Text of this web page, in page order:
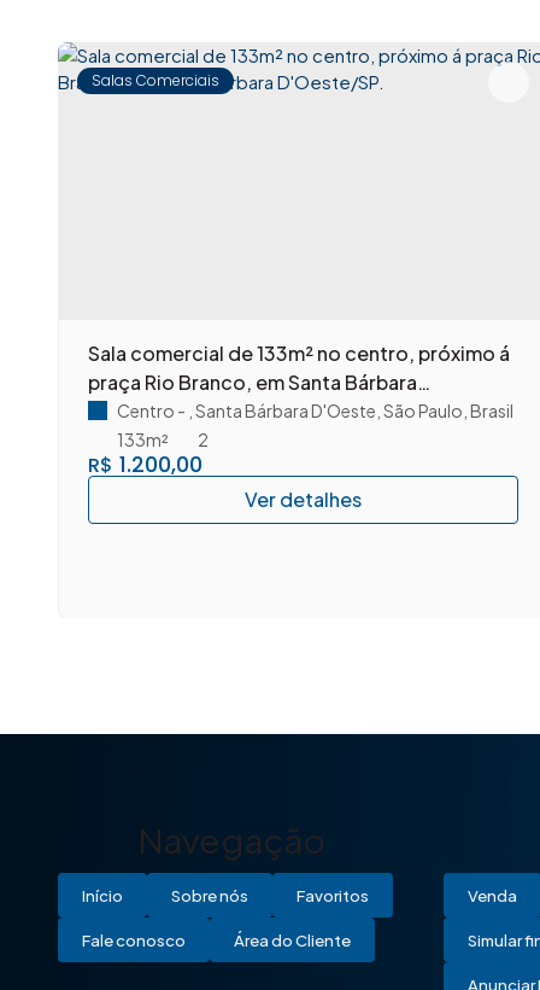
Salas Comerciais
Sala comercial de 133m² no centro, próximo á
praça Rio Branco, em Santa Bárbara
D'Oeste/SP.
R$ 1.200,00
Centro ,Santa Bárbara D'Oeste ,São Paulo ,Brasil
2
133m²
Navegação
Início Sobre nós Favoritos
Fale conosco Área do Cliente
Venda
Simular
Anunciar